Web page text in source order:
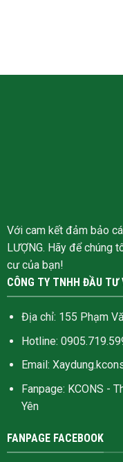
Với cam kết đảm bảo
LƯỢNG. Hãy để chúng
cư của bạn!
CÔNG TY TNHH ĐẦU TƯ
Địa chỉ: 155 Phạm
Hotline:
Email:
Fanpage: KCONS -
Yên
FANPAGE FACEBOOK